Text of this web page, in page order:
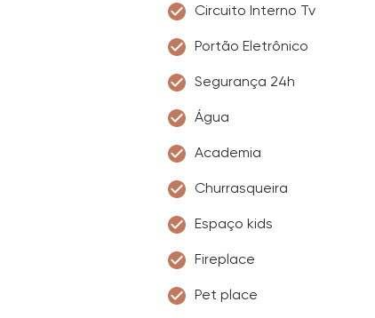
Circuito Interno Tv
Portão Eletrônico
Segurança 24h
Água
Academia
Churrasqueira
Espaço kids
Fireplace
Pet place